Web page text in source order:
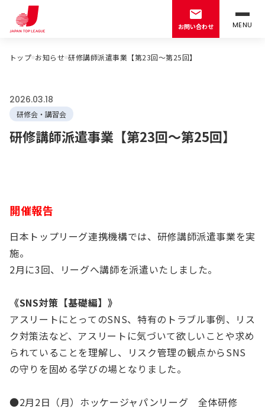
お問い合わせ MENU
トップ お知らせ 研修講師派遣事業【第23回～第25回】
2026.03.18
研修会・講習会
研修講師派遣事業【第23回～第25回】
開催報告
日本トップリーグ連携機構では、研修講師派遣事業を実
施。
2月に3回、リーグへ講師を派遣いたしました。
《SNS対策【基礎編】》
アスリートにとってのSNS、特有のトラブル事例、リス
ク対策法など、アスリートに気づいて欲しいことや求め
られていることを理解し、リスク管理の観点からSNS
の守りを固める学びの場となりました。
●2月2日（月）ホッケージャパンリーグ 全体研修